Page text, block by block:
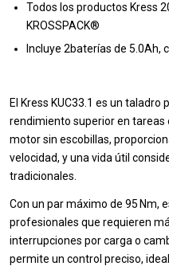
Todos los productos Kress
KROSSPACK®
Incluye 2baterías de 5.0Ah,
El Kress KUC33.1 es un
rendimiento superior en tareas
motor sin escobillas,
velocidad, y una vida útil
tradicionales.
Con un par máximo de 95 Nm,
profesionales que requieren
interrupciones por carga o
permite un control preciso,